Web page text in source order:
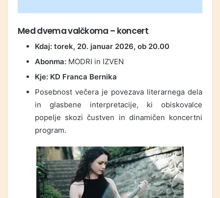
Med dvema valčkoma – koncert
Kdaj: torek, 20. januar 2026, ob 20.00
Abonma: MODRI in IZVEN
Kje: KD Franca Bernika
Posebnost večera je povezava literarnega dela
in glasbene interpretacije, ki obiskovalce
popelje skozi čustven in dinamičen koncertni
program.